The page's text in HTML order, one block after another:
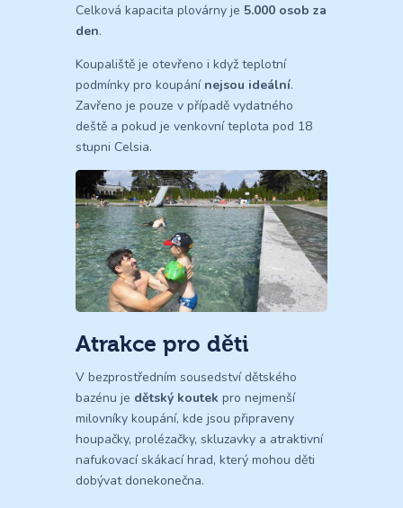
Celková kapacita plovárny je 5.000 osob za
den.
Koupaliště je otevřeno i když teplotní
podmínky pro koupánínejsou ideální.
Zavřeno je pouze v případě vydatného
deště a pokud je venkovní teplota pod 18
stupni Celsia.
Atrakce pro děti
V bezprostředním sousedství dětského
bazénu je dětský koutek pro nejmenší
milovníky koupání, kde jsou připraveny
houpačky, prolézačky, skluzavky a atraktivní
nafukovací skákací hrad, který mohou děti
dobývat donekonečna.